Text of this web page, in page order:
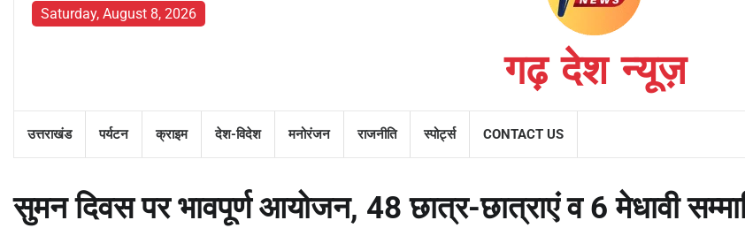
Saturday, August 8, 2026
गढ़ देश न्यूज़
उत्तराखंड पर्यटन क्राइम देश-विदेश मनोरंजन राजनीति स्पोर्ट्स CONTACT US
सुमन दिवस पर भावपूर्ण आयोजन, 48 छात्र-छात्राएं व 6 मेधावी